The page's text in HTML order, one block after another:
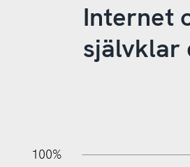
Internet
självklar
100%